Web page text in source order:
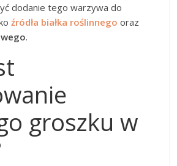
dodanie tego warzywa do
źródła białka roślinnego oraz
.
groszku w